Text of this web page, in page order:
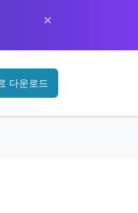
×
다운로드